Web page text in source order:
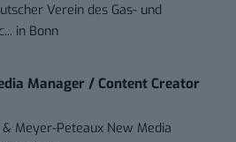
Verein des Gas- und
in Bonn
Manager / Content Creator
Meyer-Peteaux New Media